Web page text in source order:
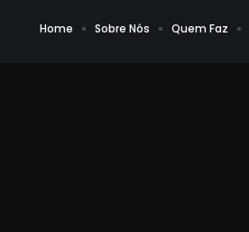
Home Sobre Nós Quem Faz